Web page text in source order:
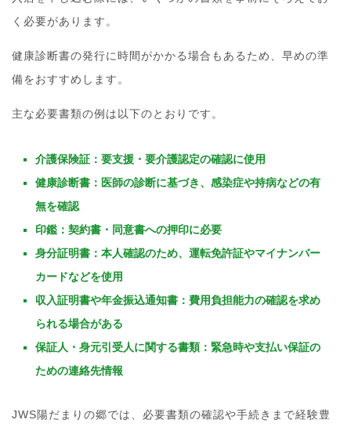
く必要があります。
健康診断書の発行に時間がかかる場合もあるため、早めの準
備をおすすめします。
主な必要書類の例は以下のとおりです。
介護保険証：要支援・要介護認定の確認に使用
健康診断書：医師の診断に基づき、感染症や持病などの有
無を確認
印鑑：契約書・同意書への押印に必要
身分証明書：本人確認のため、運転免許証やマイナンバー
カードなどを使用
収入証明書や年金振込通知書：費用負担能力の確認を求め
られる場合がある
保証人・身元引受人に関する書類：緊急時や支払い保証の
ための連絡先情報
JWS陽だまりの郷では、必要書類の確認や手続きまで経験豊